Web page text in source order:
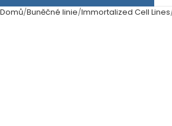
Domů Buněčné linie Immortalized Cell Lines